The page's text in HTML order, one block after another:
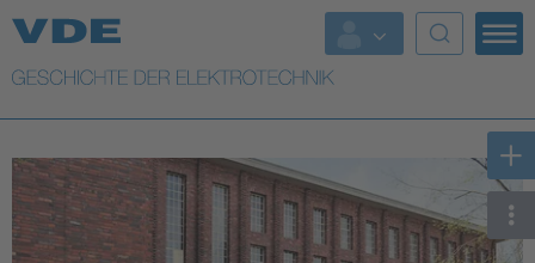
Top Themen
Weitere Themen